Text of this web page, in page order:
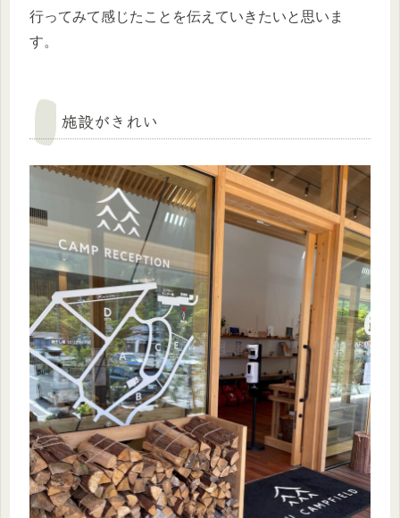
行ってみて感じたことを伝えていきたいと思いま
す。
施設がきれい